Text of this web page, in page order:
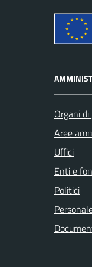
Organi
Aree
Uffici
Enti e
Politici